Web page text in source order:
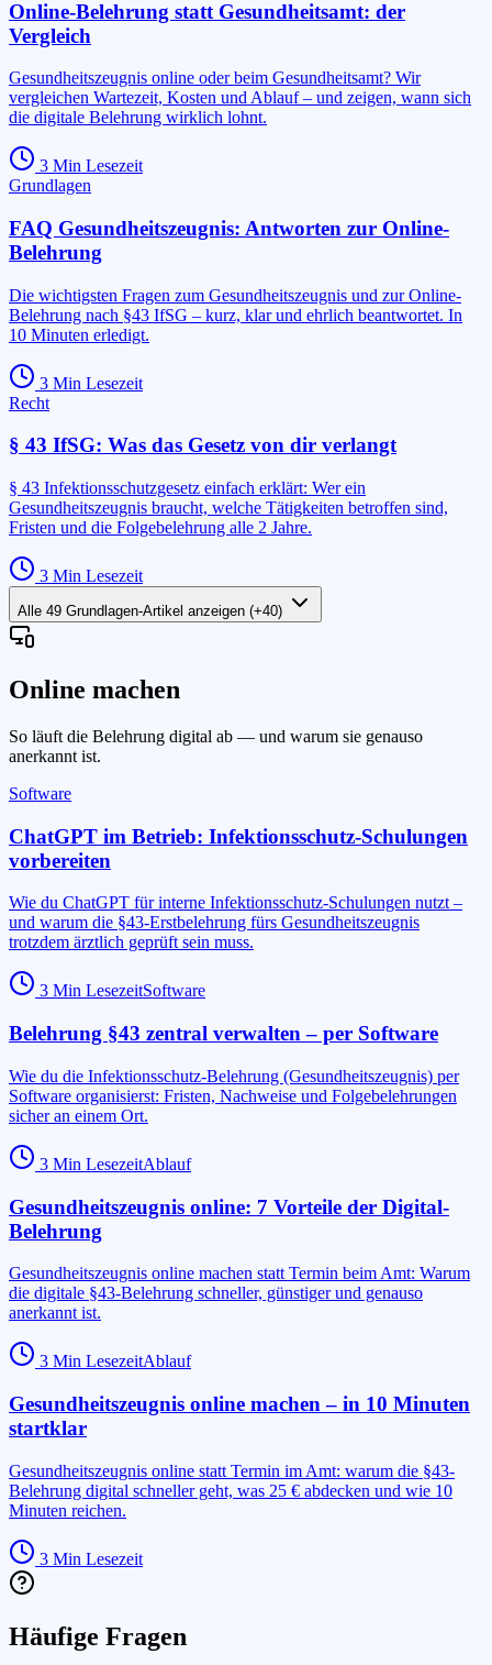
Online-Belehrung statt Gesundheitsamt: der
Vergleich
Gesundheitszeugnis online oder beim Gesundheitsamt? Wir
vergleichen Wartezeit, Kosten und Ablauf – und zeigen, wann sich
die digitale Belehrung wirklich lohnt.
3 Min Lesezeit
Grundlagen
FAQ Gesundheitszeugnis: Antworten zur Online-
Belehrung
Die wichtigsten Fragen zum Gesundheitszeugnis und zur Online-
Belehrung nach §43 IfSG – kurz, klar und ehrlich beantwortet. In
10 Minuten erledigt.
3 Min Lesezeit
Recht
§ 43 IfSG: Was das Gesetz von dir verlangt
§ 43 Infektionsschutzgesetz einfach erklärt: Wer ein
Gesundheitszeugnis braucht, welche Tätigkeiten betroffen sind,
Fristen und die Folgebelehrung alle 2 Jahre.
3 Min Lesezeit
Alle 49 Grundlagen-Artikel anzeigen (+40)
Online machen
So läuft die Belehrung digital ab — und warum sie genauso
anerkannt ist.
Software
ChatGPT im Betrieb: Infektionsschutz-Schulungen
vorbereiten
Wie du ChatGPT für interne Infektionsschutz-Schulungen nutzt –
und warum die §43-Erstbelehrung fürs Gesundheitszeugnis
trotzdem ärztlich geprüft sein muss.
3 Min LesezeitSoftware
Belehrung §43 zentral verwalten – per Software
Wie du die Infektionsschutz-Belehrung (Gesundheitszeugnis) per
Software organisierst: Fristen, Nachweise und Folgebelehrungen
sicher an einem Ort.
3 Min LesezeitAblauf
Gesundheitszeugnis online: 7 Vorteile der Digital-
Belehrung
Gesundheitszeugnis online machen statt Termin beim Amt: Warum
die digitale §43-Belehrung schneller, günstiger und genauso
anerkannt ist.
3 Min LesezeitAblauf
Gesundheitszeugnis online machen – in 10 Minuten
startklar
Gesundheitszeugnis online statt Termin im Amt: warum die §43-
Belehrung digital schneller geht, was 25 € abdecken und wie 10
Minuten reichen.
3 Min Lesezeit
Häufige Fragen